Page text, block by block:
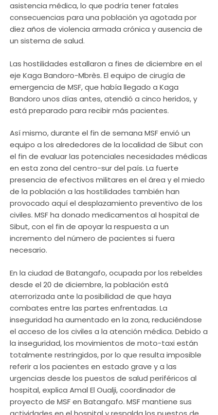
asistencia médica, lo que podría tener fatales
consecuencias para una población ya agotada por
diez años de violencia armada crónica y ausencia de
un sistema de salud.
Las hostilidades estallaron a fines de diciembre en el
eje Kaga Bandoro-Mbrès. El equipo de cirugía de
emergencia de MSF, que había llegado a Kaga
Bandoro unos días antes, atendió a cinco heridos, y
está preparado para recibir más pacientes.
Así mismo, durante el fin de semana MSF envió un
equipo a los alrededores de la localidad de Sibut con
el fin de evaluar las potenciales necesidades médicas
en esta zona del centro-sur del país. La fuerte
presencia de efectivos militares en el área y el miedo
de la población a las hostilidades también han
provocado aquí el desplazamiento preventivo de los
civiles. MSF ha donado medicamentos al hospital de
Sibut, con el fin de apoyar la respuesta a un
incremento del número de pacientes si fuera
necesario.
En la ciudad de Batangafo, ocupada por los rebeldes
desde el 20 de diciembre, la población está
aterrorizada ante la posibilidad de que haya
combates entre las partes enfrentadas. La
inseguridad ha aumentado en la zona, reduciéndose
el acceso de los civiles a la atención médica. Debido a
la inseguridad, los movimientos de moto-taxi están
totalmente restringidos, por lo que resulta imposible
referir a los pacientes en estado grave y a las
urgencias desde los puestos de salud periféricos al
hospital, explica Amal El Oualji, coordinador de
proyecto de MSF en Batangafo. MSF mantiene sus